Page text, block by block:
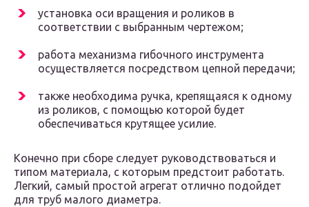
установка оси вращения и роликов в
соответствии с выбранным чертежом;
работа механизма гибочного инструмента
осуществляется посредством цепной передачи;
также необходима ручка, крепящаяся к одному
из роликов, с помощью которой будет
обеспечиваться крутящее усилие.
Конечно при сборе следует руководствоваться и
типом материала, с которым предстоит работать.
Легкий, самый простой агрегат отлично подойдет
для труб малого диаметра.